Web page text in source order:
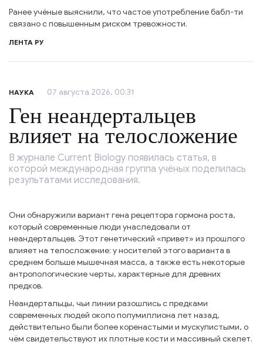
Ранее учёные выяснили, что частое употребление бабл-ти
связано с повышенным риском тревожности.
ЛЕНТА РУ
НАУКА 07 августа 2026, 00:31
Ген неандертальцев
влияет на телосложение
В журнале Current Biology появилась статья, в
которой международная группа учёных поделилась
результатами исследования.
Они обнаружили вариант гена рецептора гормона роста,
который современные люди унаследовали от
неандертальцев. Этот генетический «привет» из прошлого
влияет на телосложение: у носителей этого варианта в
среднем больше мышечная масса, а также есть некоторые
антропологические черты, характерные для древних
предков.
Неандертальцы, чьи линии разошлись с предками
современных людей около полумиллиона лет назад,
действительно были более коренастыми и мускулистыми, о
чём свидетельствуют их плотные кости и массивный скелет.